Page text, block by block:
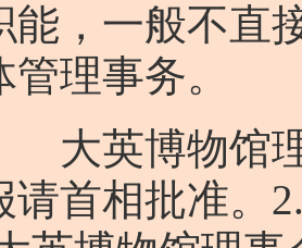
能，一般不直
管理事务。
英博物馆理
请首相批准。